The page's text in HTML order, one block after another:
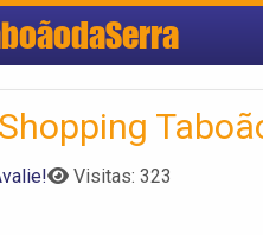
Visitas: 323